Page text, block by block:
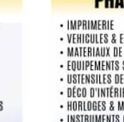
comment.
Les champs